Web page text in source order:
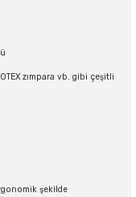
zımpara vb. gibi çeşitli
şekilde